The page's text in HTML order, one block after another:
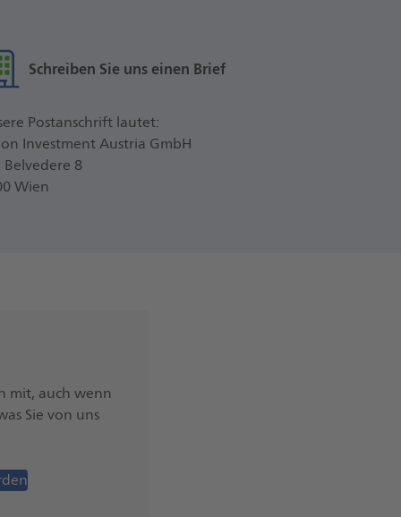
Schreiben Sie uns einen Brief
Postanschrift lautet:
Investment Austria GmbH
Belvedere 8
Wien
mit, auch wenn
Sie von uns